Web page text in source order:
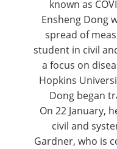
known as
Ensheng Dong
spread of
student in civil
a focus on
Hopkins
Dong began
On 22 January,
civil and
Gardner, who is